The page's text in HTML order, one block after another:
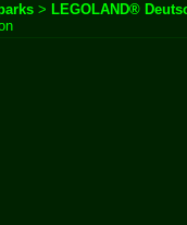
> LEGOLAND®